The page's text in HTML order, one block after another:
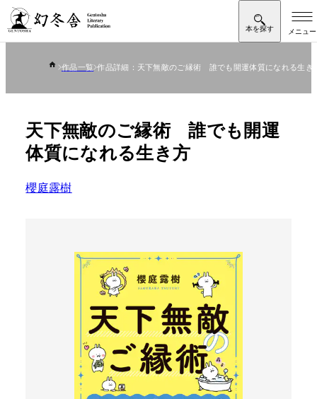
作品一覧 作品詳細：天下無敵のご縁術 誰でも開運体質になれる生き
天下無敵のご縁術 誰でも開運
体質になれる生き方
櫻庭露樹